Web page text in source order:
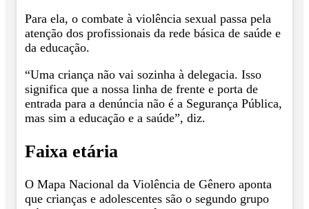
Para ela, o combate à violência sexual passa pela
atenção dos profissionais da rede básica de saúde e
da educação.
“Uma criança não vai sozinha à delegacia. Isso
significa que a nossa linha de frente e porta de
entrada para a denúncia não é a Segurança Pública,
mas sim a educação e a saúde”, diz.
Faixa etária
O Mapa Nacional da Violência de Gênero aponta
que crianças e adolescentes são o segundo grupo